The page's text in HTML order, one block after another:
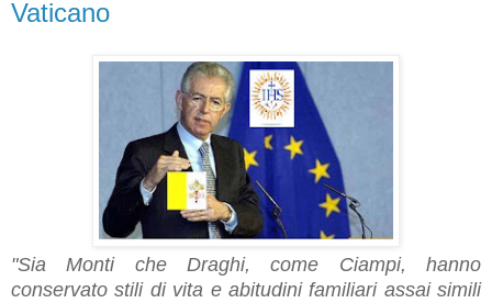
Vaticano
"Sia Monti che Draghi, come Ciampi, hanno
conservato stili di vita e abitudini familiari assai simili